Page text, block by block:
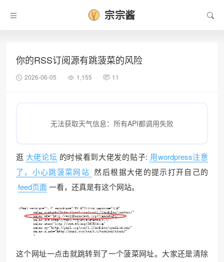
宗宗酱
你的RSS订阅源有跳菠菜的风险
2026-06-05 1,155 11
无法获取天气信息：所有API都调用失败
逛 大佬论坛 的时候看到大佬发的贴子: 用wordpress注意
了，小心跳菠菜网站 然后根据大佬的提示打开自己的
feed页面一看，还真是有这个网站。
这个网址一点击就跳转到了一个菠菜网址。大家还是清除